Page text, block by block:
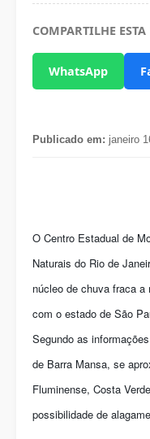
COMPARTILHE
WhatsApp
Publicado em: janeiro
O Centro Estadual de
Naturais do Rio de
núcleo de chuva fraca
com o estado de São
Segundo as
de Barra Mansa, se
Fluminense, Costa
possibilidade de